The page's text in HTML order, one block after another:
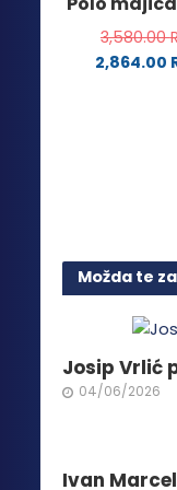
biti
3,580.00
2,864.00
biti
Možda te
Josip Vrlić
04/06/2026
Ivan